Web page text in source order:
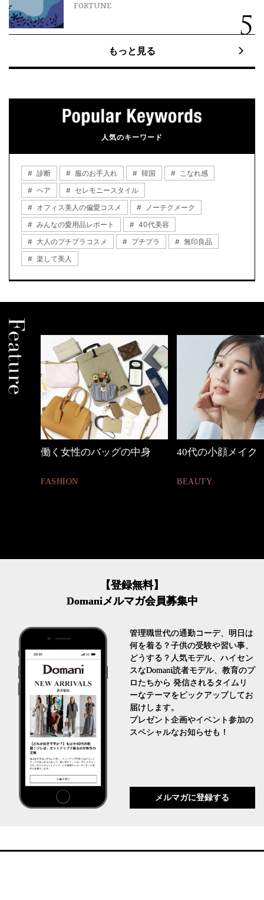
FORTUNE
もっと見る
人気のキーワード
診断 服のお手入れ 韓国
こなれ感
ヘア
セレモニースタイル
オフィス美人の偏愛コスメ
ノーテクメーク
みんなの愛用品レポート
40代美容
大人のプチプラコスメ
プチプラ
無印良品
楽して美人
40代の小顔メイク
BEAUTY
心地よくいられる
【登録無料】
Domaniメルマガ会員募集中
管理職世代の通勤コーデ、明日は
何を着る？子供の受験や習い事、
どうする？人気モデル、ハイセン
スなDomani読者モデル、教育のプ
ロたちから 発信されるタイムリ
ーなテーマをピックアップしてお
届けします。
プレゼント企画やイベント参加の
スペシャルなお知らせも！
メルマガに登録する